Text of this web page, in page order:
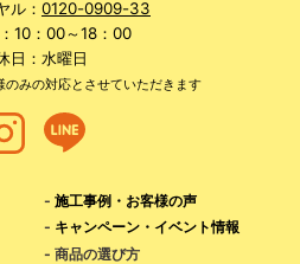
ル： 0120-0909-33
10：00～18：00
日：水曜日
みの対応とさせていただきます
-施工事例・お客様の声
- キャンペーン・イベント情報
- 商品の選び方